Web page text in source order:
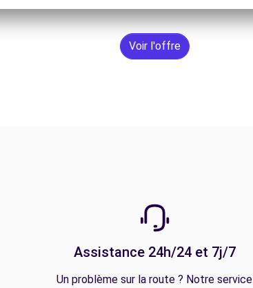
Voir l'offre
Assistance 24h/24 et 7j/7
Un problème sur la route ? Notre service